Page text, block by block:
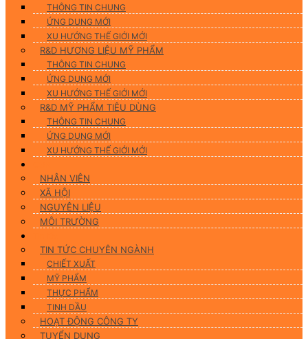
THÔNG TIN CHUNG
ỨNG DUNG MỚI
XU HƯỚNG THẾ GIỚI MỚI
R&D HƯƠNG LIỆU MỸ PHẨM
THÔNG TIN CHUNG
ỨNG DỤNG MỚI
XU HƯỚNG THẾ GIỚI MỚI
R&D MỸ PHẨM TIÊU DÙNG
THÔNG TIN CHUNG
ỨNG DỤNG MỚI
XU HƯỚNG THẾ GIỚI MỚI
NHÂN VIÊN
XÃ HỘI
NGUYÊN LIỆU
MÔI TRƯỜNG
TIN TỨC CHUYÊN NGÀNH
CHIẾT XUẤT
MỸ PHẨM
THỰC PHẨM
TINH DẦU
HOẠT ĐỘNG CÔNG TY
TUYỂN DỤNG